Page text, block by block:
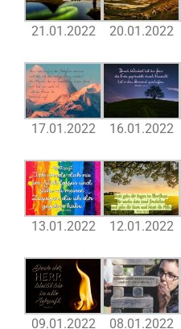
21.01.2022 20.01.2022
17.01.2022 16.01.2022
13.01.2022 12.01.2022
09.01.2022 08.01.2022